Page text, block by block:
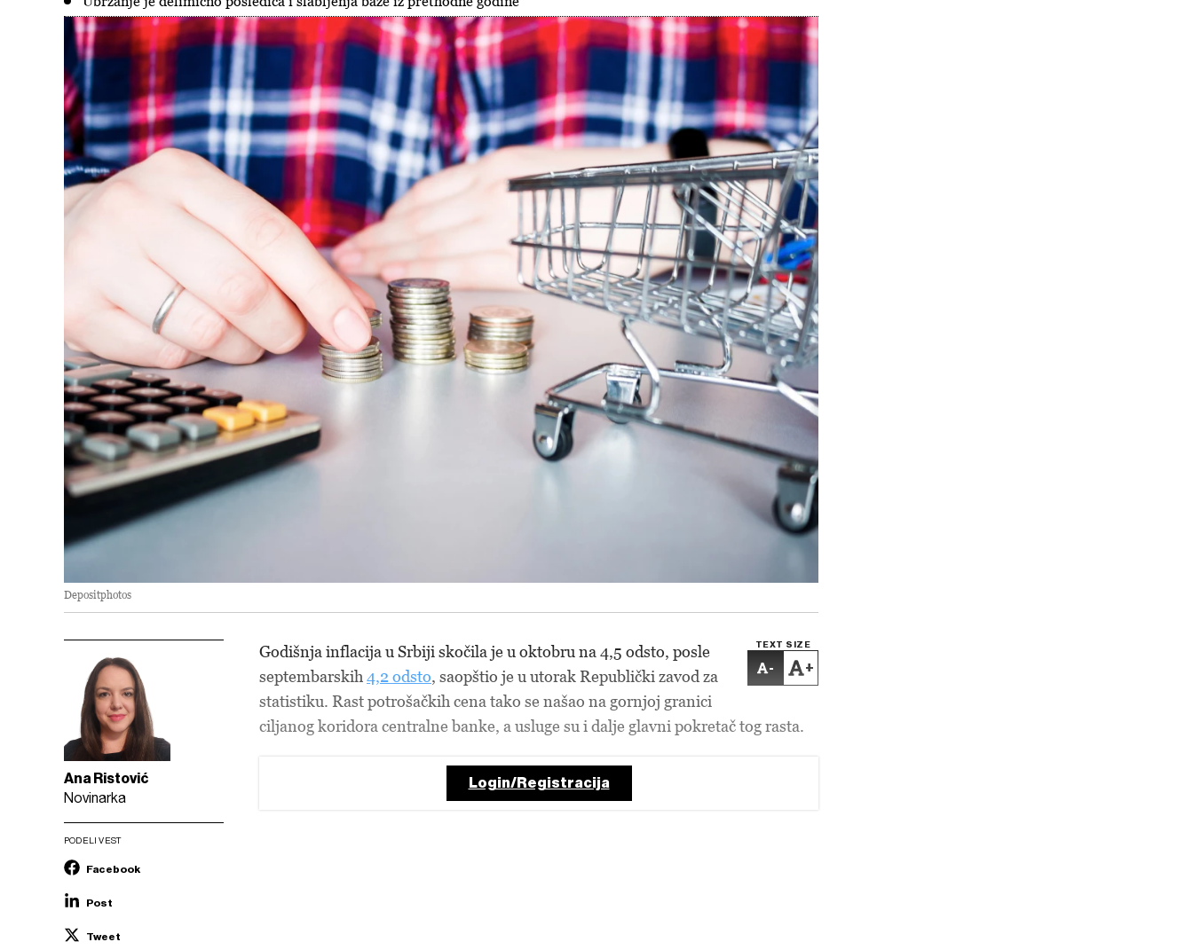
Depositphotos
Ana Ristović
Novinarka
PODELI VEST
Facebook
Post
Tweet
TEXT SIZE
- +
Godišnja inflacija u Srbiji skočila je u oktobru na 4,5 odsto, posle
septembarskih 4,2 odsto, saopštio je u utorak Republički zavod za
statistiku. Rast potrošačkih cena tako se našao na gornjoj granici
ciljanog koridora centralne banke, a usluge su i dalje glavni pokretač tog rasta.
Login/Registracija